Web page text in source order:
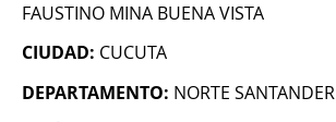
FAUSTINO MINA BUENA VISTA
CIUDAD: CUCUTA
DEPARTAMENTO: NORTE SANTANDER